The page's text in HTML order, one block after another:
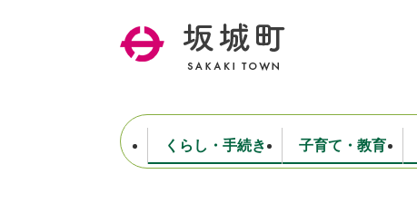
くらし・手続き 子育て・教育